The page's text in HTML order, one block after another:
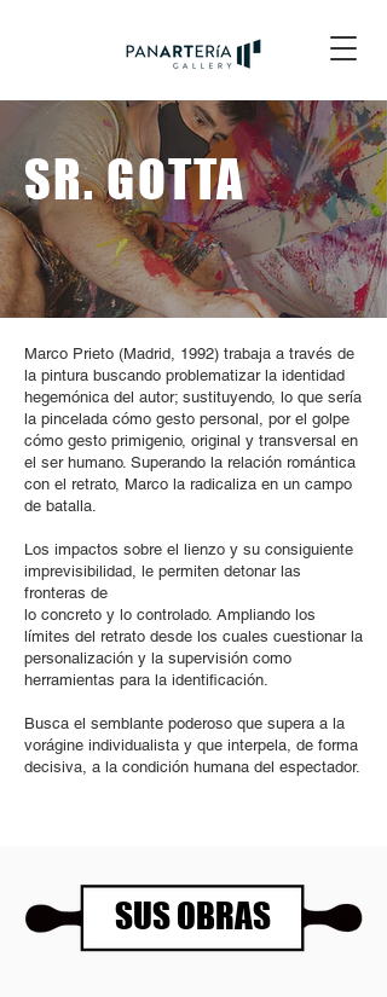
SR. GOTTA
Marco Prieto (Madrid, 1992) trabaja a través de
la pintura buscando problematizar la identidad
hegemónica del autor; sustituyendo, lo que sería
la pincelada cómo gesto personal, por el golpe
cómo gesto primigenio, original y transversal en
el ser humano. Superando la relación romántica
con el retrato, Marco la radicaliza en un campo
de batalla.
Los impactos sobre el lienzo y su consiguiente
imprevisibilidad, le permiten detonar las
fronteras de
lo concreto y lo controlado. Ampliando los
límites del retrato desde los cuales cuestionar la
personalización y la supervisión como
herramientas para la identificación.
Busca el semblante poderoso que supera a la
vorágine individualista y que interpela, de forma
decisiva, a la condición humana del espectador.
SUS OBRAS